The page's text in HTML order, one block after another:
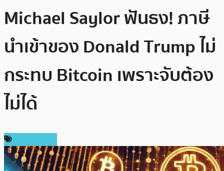
Michael Saylor ฟันธง! ภาษี
นำเข้าของ Donald Trump ไม่
กระทบ Bitcoin เพราะจับต้อง
ไม่ได้